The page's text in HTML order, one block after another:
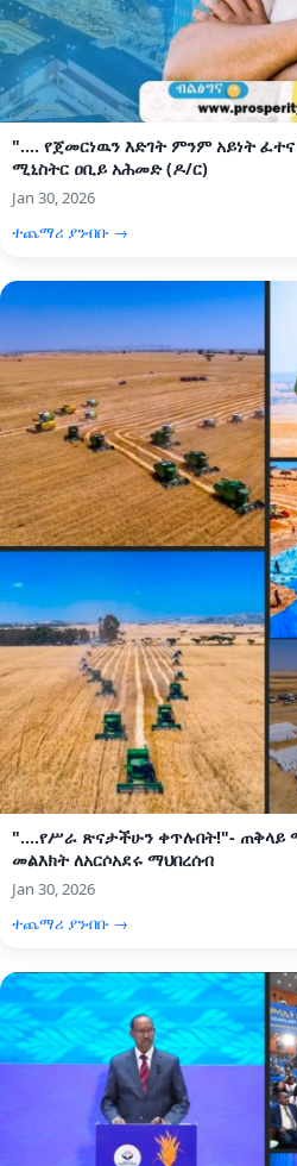
".... የጀመርነዉን እድገት ምንም አይነት
ሚኒስትር ዐቢይ አሕመድ (ዶ/ር)
Jan 30, 2026
ተጨማሪ ያንብቡ →
"....የሥራ ጽናታችሁን ቀጥሉበት!"- ጠቅላይ
መልእክት ለአርሶአደሩ ማህበረሰብ
Jan 30, 2026
ተጨማሪ ያንብቡ →